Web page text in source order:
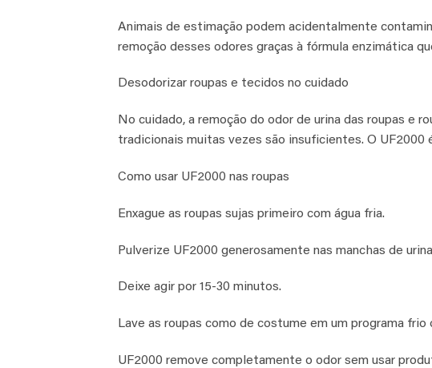
Animais de estimação podem acidentalmente
remoção desses odores graças à fórmula enzimática
Desodorizar roupas e tecidos no cuidado
No cuidado, a remoção do odor de urina das roupas e
tradicionais muitas vezes são insuficientes. O UF2000
Como usar UF2000 nas roupas
Enxague as roupas sujas primeiro com água fria.
Pulverize UF2000 generosamente nas manchas de
Deixe agir por 15-30 minutos.
Lave as roupas como de costume em um programa frio
UF2000 remove completamente o odor sem usar